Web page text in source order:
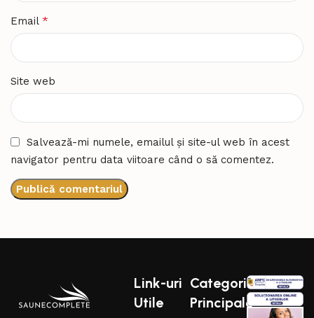
Email *
Site web
Salvează-mi numele, emailul și site-ul web în acest
navigator pentru data viitoare când o să comentez.
Link-uri
Utile
Categorii
Principale